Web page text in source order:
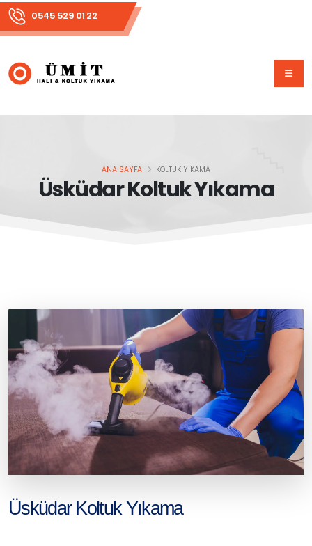
0545 529 01 22
Üsküdar Koltuk Yıkama
ANA SAYFA KOLTUK YIKAMA
Üsküdar Koltuk Yıkama